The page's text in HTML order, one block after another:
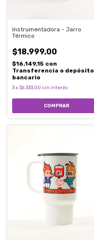
Instrumentadora - Jarro
Térmico
$18.999,00
$16.149,15 con
Transferencia o depósito
bancario
3x $6.333,00 sin interés